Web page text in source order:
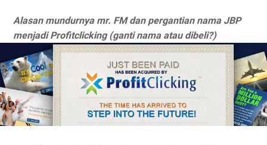
Alasan mundurnya mr. FM dan pergantian nama JBP
menjadi Profitclicking (ganti nama atau dibeli?)